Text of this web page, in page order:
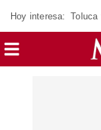
Hoy interesa: Toluca